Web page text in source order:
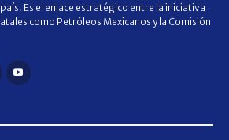
Es el enlace estratégico entre la iniciativa
como Petróleos Mexicanos y la Comisión